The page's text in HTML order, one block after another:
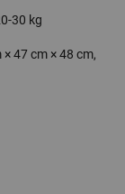
30 kg
× 47 cm × 48 cm,